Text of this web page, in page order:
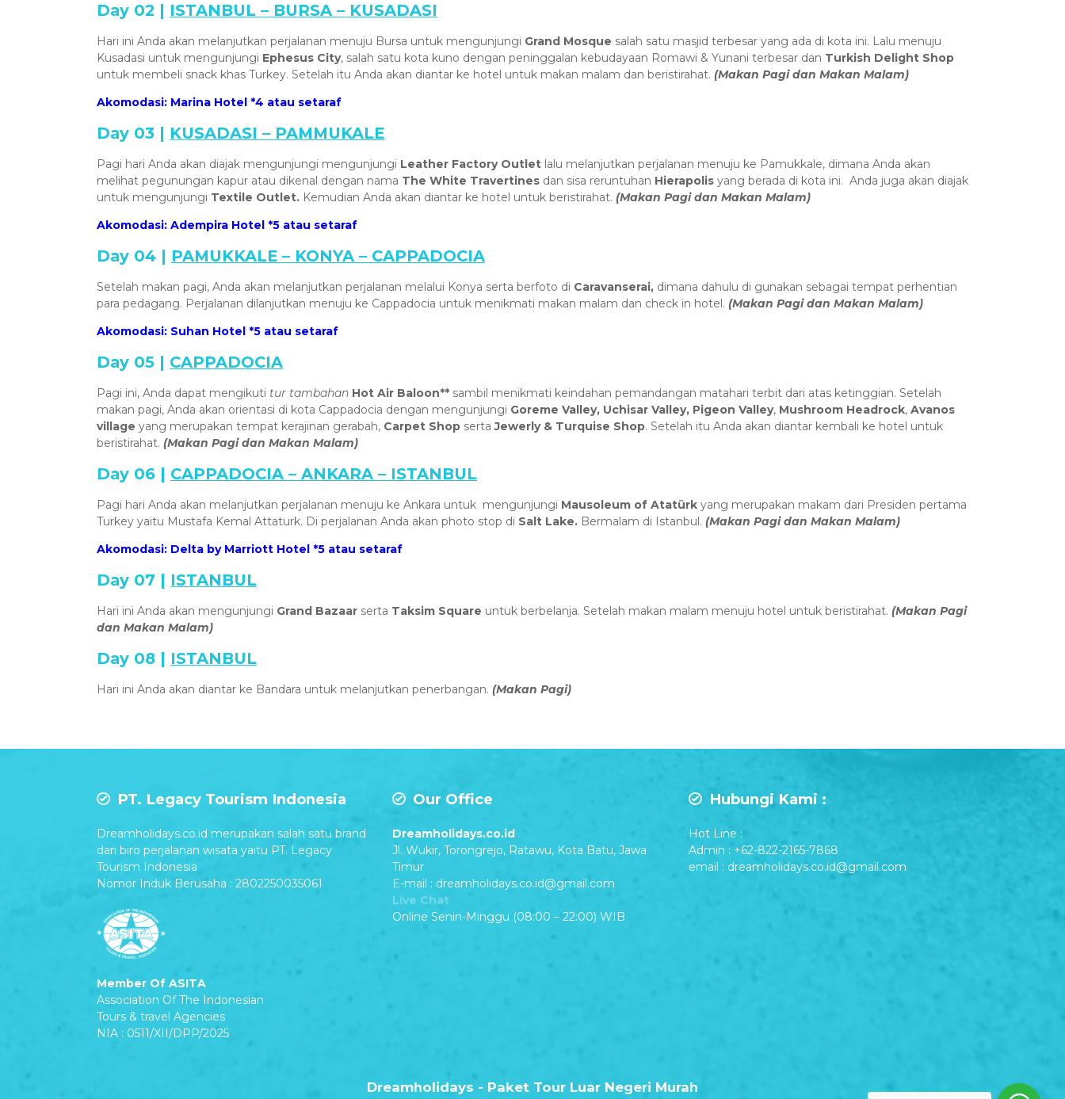
Day 02 | ISTANBUL – BURSA – KUSADASI
Hari ini Anda akan melanjutkan perjalanan menuju Bursa untuk mengunjungi Grand Mosque salah satu masjid terbesar yang ada di kota ini. Lalu menuju
Kusadasi untuk mengunjungi Ephesus City, salah satu kota kuno dengan peninggalan kebudayaan Romawi & Yunani terbesar dan Turkish Delight Shop
untuk membeli snack khas Turkey. Setelah itu Anda akan diantar ke hotel untuk makan malam dan beristirahat. (Makan Pagi dan Makan Malam)
Akomodasi: Marina Hotel *4 atau setaraf
Day 03 | KUSADASI – PAMMUKALE
Pagi hari Anda akan diajak mengunjungi mengunjungi Leather Factory Outlet lalu melanjutkan perjalanan menuju ke Pamukkale, dimana Anda akan
melihat pegunungan kapur atau dikenal dengan nama The White Travertines dan sisa reruntuhan Hierapolis yang berada di kota ini. Anda juga akan diajak
untuk mengunjungi Textile Outlet. Kemudian Anda akan diantar ke hotel untuk beristirahat. (Makan Pagi dan Makan Malam)
Akomodasi: Adempira Hotel *5 atau setaraf
Day 04 | PAMUKKALE – KONYA – CAPPADOCIA
Setelah makan pagi, Anda akan melanjutkan perjalanan melalui Konya serta berfoto di Caravanserai, dimana dahulu di gunakan sebagai tempat perhentian
para pedagang. Perjalanan dilanjutkan menuju ke Cappadocia untuk menikmati makan malam dan check in hotel. (Makan Pagi dan Makan Malam)
Akomodasi: Suhan Hotel *5 atau setaraf
Day 05 | CAPPADOCIA
Pagi ini, Anda dapat mengikuti tur tambahan Hot Air Baloon** sambil menikmati keindahan pemandangan matahari terbit dari atas ketinggian. Setelah
makan pagi, Anda akan orientasi di kota Cappadocia dengan mengunjungi Goreme Valley, Uchisar Valley, Pigeon Valley, Mushroom Headrock, Avanos
village yang merupakan tempat kerajinan gerabah, Carpet Shop sertaJewerly & Turquise Shop. Setelah itu Anda akan diantar kembali ke hotel untuk
beristirahat. (Makan Pagi dan Makan Malam)
Day 06 | CAPPADOCIA – ANKARA – ISTANBUL
Pagi hari Anda akan melanjutkan perjalanan menuju ke Ankara untuk mengunjungi Mausoleum of Atatürk yang merupakan makam dari Presiden pertama
Turkey yaitu Mustafa Kemal Attaturk. Di perjalanan Anda akan photo stop di Salt Lake. Bermalam di Istanbul. (Makan Pagi dan Makan Malam)
Akomodasi: Delta by Marriott Hotel *5 atau setaraf
Day 07 | ISTANBUL
Hari ini Anda akan mengunjungi Grand Bazaar serta Taksim Square untuk berbelanja. Setelah makan malam menuju hotel untuk beristirahat. (Makan Pagi
dan Makan Malam)
Day 08 | ISTANBUL
Hari ini Anda akan diantar ke Bandara untuk melanjutkan penerbangan. (Makan Pagi)
PT. Legacy Tourism Indonesia
Dreamholidays.co.id merupakan salah satu brand
dari biro perjalanan wisata yaitu PT. Legacy
Tourism Indonesia
Nomor Induk Berusaha : 2802250035061
Member Of ASITA
Association Of The Indonesian
Tours & travel Agencies
NIA : 0511/XII/DPP/2025
Our Office
Dreamholidays.co.id
Jl. Wukir, Torongrejo, Ratawu, Kota Batu, Jawa
Timur
E-mail : dreamholidays.co.id@gmail.com
Live Chat
Online Senin-Minggu (08:00 – 22:00) WIB
Hubungi Kami :
Hot Line :
Admin : +62-822-2165-7868
email : dreamholidays.co.id@gmail.com
Dreamholidays - Paket Tour Luar Negeri Murah